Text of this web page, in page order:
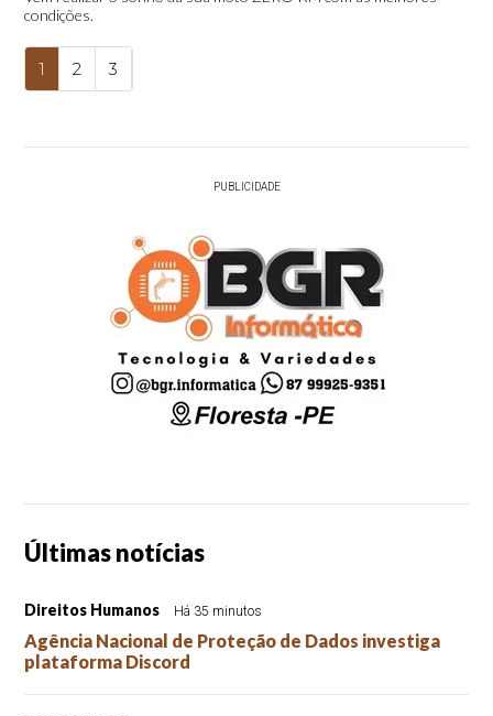
condições.
1 2 3
PUBLICIDADE
Últimas notícias
Direitos Humanos Há 35 minutos
Agência Nacional de Proteção de Dados investiga
plataforma Discord